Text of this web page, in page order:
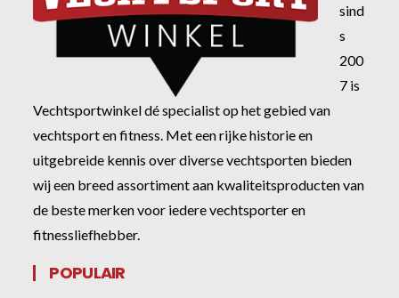
sind
s
200
7 is
Vechtsportwinkel dé specialist op het gebied van
vechtsport en fitness. Met een rijke historie en
uitgebreide kennis over diverse vechtsporten bieden
wij een breed assortiment aan kwaliteitsproducten van
de beste merken voor iedere vechtsporter en
fitnessliefhebber.
POPULAIR